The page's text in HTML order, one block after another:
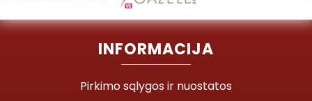
INFORMACIJA
Pirkimo sąlygos ir nuostatos